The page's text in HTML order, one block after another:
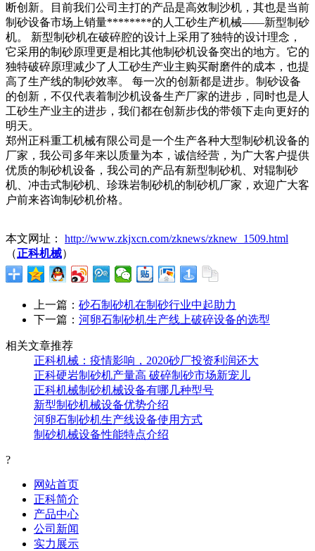
断创新。目前我们公司主打的产品是高效制沙机，其也是当前
制砂设备市场上销量********的人工砂生产机械——新型制砂
机。 新型制砂机在破碎腔的设计上采用了独特的设计理念，
它采用的制砂原理更是相比其他制砂机设备突出的地方。它的
独特破碎原理减少了人工砂生产业主购买耐磨件的成本，也提
高了生产线的制砂效率。 每一次的创新都是进步。制砂设备
的创新，不仅代表着制沙机设备生产厂家的进步，同时也是人
工砂生产业主的进步，我们都在创新步伐的带领下走向更好的
明天。
郑州正科重工机械有限公司是一个生产各种大型制砂机设备的
厂家，我公司多年来以质量为本，诚信经营，为广大客户提供
优质的制砂机设备，我公司的产品有新型制砂机、对辊制砂
机、冲击式制砂机、珍珠岩制砂机的制砂机厂家，欢迎广大客
户前来咨询制砂机价格。
本文网址：
http://www.zkjxcn.com/zknews/zknew_1509.html
（正科机械）
上一篇： 砂石制砂机在制砂行业中起助力
下一篇： 河卵石制砂机生产线上破碎设备的选型
相关文章推荐
正科机械：疫情影响，2020砂厂投资利润还大
正科硬岩制砂机产量高 破碎制砂市场新宠儿
正科机械制砂机械设备有哪几种型号
新型制砂机械设备优势介绍
河卵石制砂机生产线设备使用方式
制砂机械设备性能特点介绍
?
网站首页
正科简介
产品中心
公司新闻
实力展示